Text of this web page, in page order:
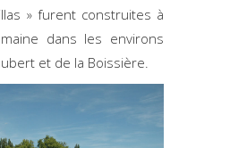
» furent construites à
dans les environs
et de la Boissière.